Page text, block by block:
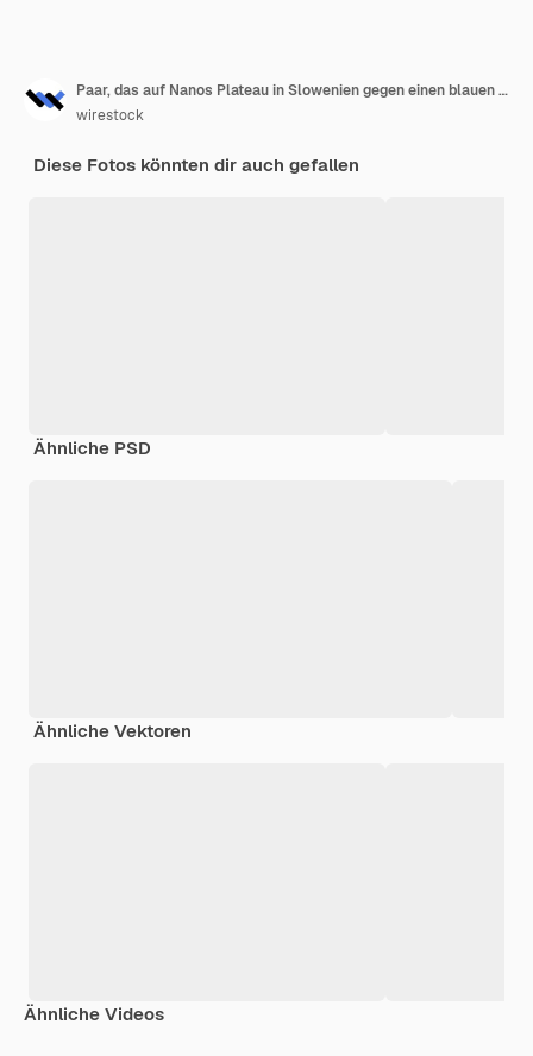
Paar, das auf Nanos Plateau in Slowenien gegen einen blauen Himmel wandert
wirestock
Diese Fotos könnten dir auch gefallen
Ähnliche PSD
Ähnliche Vektoren
Ähnliche Videos